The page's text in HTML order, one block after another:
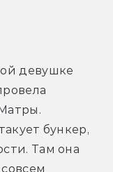
девушке
бункер,
Там она